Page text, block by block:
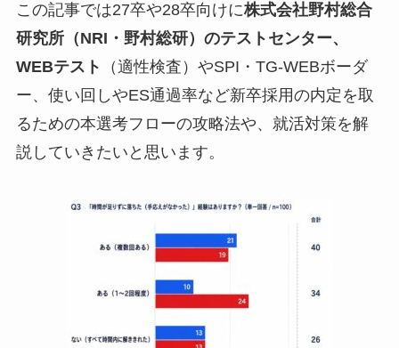
この記事では27卒や28卒向けに株式会社野村総合
研究所（NRI・野村総研）のテストセンター、
WEBテスト
（適性検査）やSPI・TG-WEBボーダ
ー、使い回しやES通過率など新卒採用の内定を取
るための本選考フローの攻略法や、就活対策を解
説していきたいと思います。